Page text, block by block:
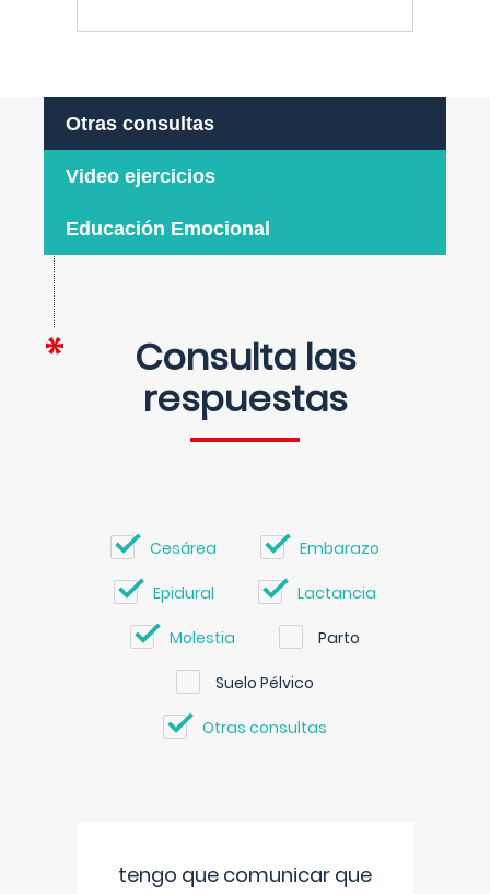
Otras consultas
Video ejercicios
Educación Emocional
Consulta las
respuestas
Cesárea Embarazo
Epidural Lactancia
Molestia Parto
Suelo Pélvico
Otras consultas
tengo que comunicar que